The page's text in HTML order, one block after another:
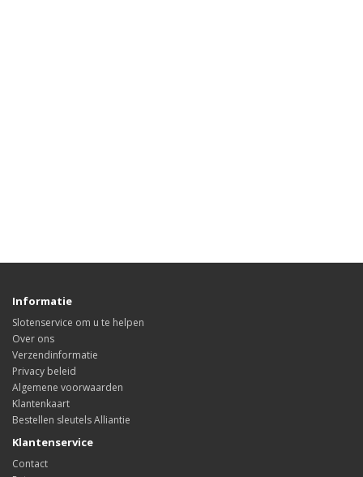
Informatie
Slotenservice om u te helpen
Over ons
Verzendinformatie
Privacy beleid
Algemene voorwaarden
Klantenkaart
Bestellen sleutels Alliantie
Klantenservice
Contact